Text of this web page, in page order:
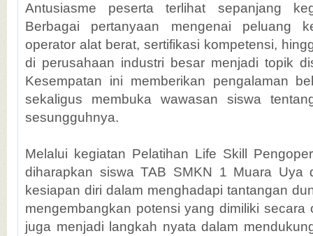
Antusiasme peserta terlihat sepanjang
Berbagai pertanyaan mengenai peluang
operator alat berat, sertifikasi kompetensi,
di perusahaan industri besar menjadi topik
Kesempatan ini memberikan pengalaman
sekaligus membuka wawasan siswa
sesungguhnya.
Melalui kegiatan Pelatihan Life Skill
diharapkan siswa TAB SMKN 1 Muara Uya
kesiapan diri dalam menghadapi tantangan
mengembangkan potensi yang dimiliki secara
juga menjadi langkah nyata dalam